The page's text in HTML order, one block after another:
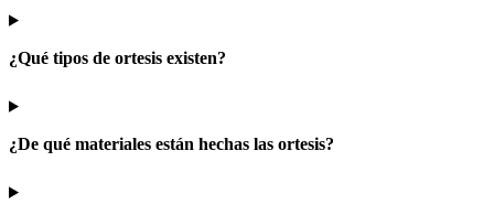
¿Qué tipos de ortesis existen?
¿De qué materiales están hechas las ortesis?